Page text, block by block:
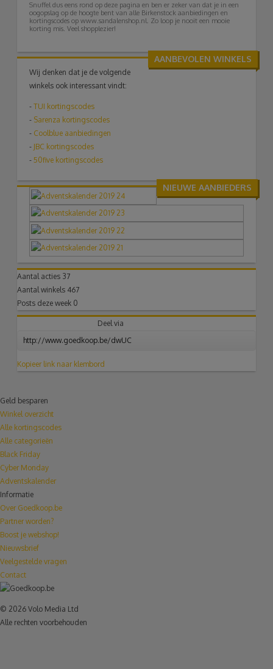
Snuffel dus eens rond op deze pagina en ben er zeker van dat je in een
oogopslag op de hoogte bent van alle Birkenstock aanbiedingen en
kortingscodes op www.sandalenshop.nl. Zo loop je nooit een mooie
korting mis. Veel shopplezier!
AANBEVOLEN WINKELS
Wij denken dat je de volgende
winkels ook interessant vindt:
-TUI kortingscodes
- Sarenza kortingscodes
- Coolblue aanbiedingen
- JBC kortingscodes
-50five kortingscodes
NIEUWE AANBIEDERS
Aantal acties 37
Aantal winkels 467
Posts deze week 0
Deel via
Kopieer link naar klembord
Geld besparen
Winkel overzicht
Alle kortingscodes
Alle categorieën
Black Friday
Cyber Monday
Adventskalender
Informatie
Over Goedkoop.be
Partner worden?
Boost je webshop!
Nieuwsbrief
Veelgestelde vragen
Contact
© 2026 Volo Media Ltd
Alle rechten voorbehouden